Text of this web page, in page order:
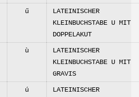
ű
LATEINISCHER
KLEINBUCHSTABE U MIT
DOPPELAKUT
ù
LATEINISCHER
KLEINBUCHSTABE U MIT
GRAVIS
ú
LATEINISCHER